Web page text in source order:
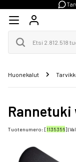
Huonekalut
Rannetuki
Tuotenumero: [1135356] |